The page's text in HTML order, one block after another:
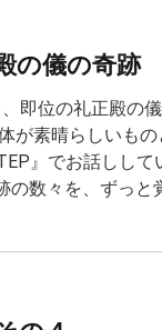
の儀の奇跡
即位の礼正殿の
が素晴らしいも
』でお話しし
の数々を、ずっと